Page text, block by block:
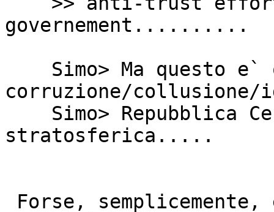
governement..........
corruzione/collusione/
stratosferica.....